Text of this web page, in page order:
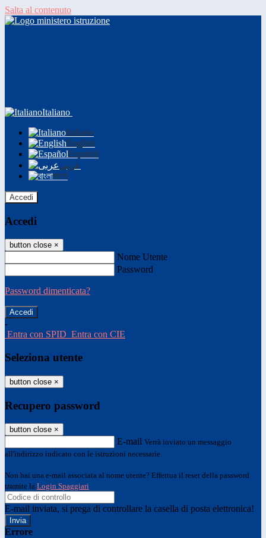
Salta al contenuto
Italiano
Italiano
English
Español
عربى
বাংলা
Accedi
Accedi
button close ×
Nome Utente
Password
Password dimenticata?
-
Entra con SPID Entra con CIE
Seleziona utente
button close ×
Recupero password
button close ×
E-mail Verrà inviato un messaggio
all'indirizzo indicato con le istruzioni necessarie.
Non hai una e-mail associata al nome utente? Effettua il reset della password
tramite la Login Spaggiari
E-mail inviata, si prega di controllare la casella di posta elettronica!
Errore